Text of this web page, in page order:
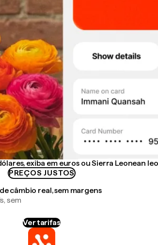
exiba em euros ou Sierra Leonean
PREÇOS JUSTOS
câmbio real, sem margens
sem
Ver tarifas